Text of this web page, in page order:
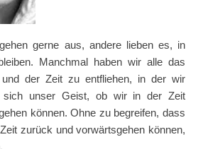
gerne aus, andere lieben es, in
Manchmal haben wir alle das
der Zeit zu entfliehen, in der wir
sich unser Geist, ob wir in der Zeit
können. Ohne zu begreifen, dass
zurück und vorwärtsgehen können,